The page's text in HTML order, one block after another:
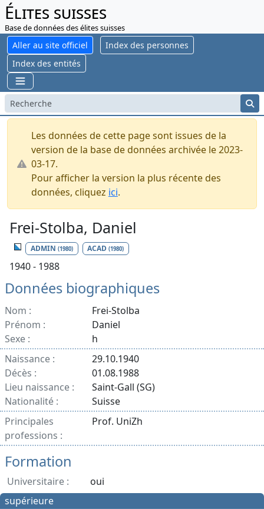
Élites suisses
Base de données des élites suisses
Aller au site officiel
Index des personnes
Index des entités
Les données de cette page sont issues de la
version de la base de données archivée le 2023-
03-17.
Pour afficher la version la plus récente des
données, cliquez ici.
Frei-Stolba, Daniel
ADMIN (1980) ACAD(1980)
1940 - 1988
Données biographiques
Nom :
Frei-Stolba
Prénom :
Daniel
Sexe :
h
Naissance :
29.10.1940
Décès :
01.08.1988
Lieu naissance :
Saint-Gall (SG)
Nationalité :
Suisse
Principales
professions :
Prof. UniZh
Formation
Universitaire :
oui
supérieure